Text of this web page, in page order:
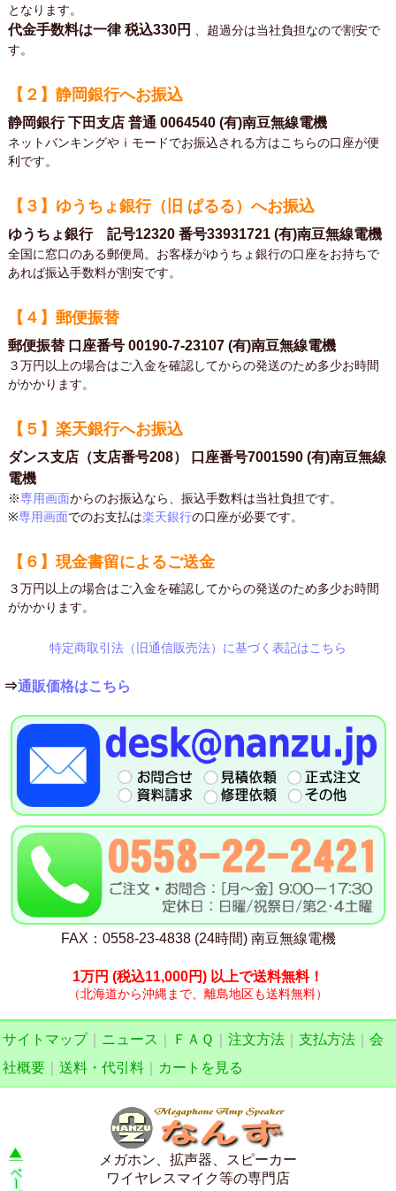
となります。
代金手数料は一律税込330円
、超過分は当社負担なので割安で
す。
【２】静岡銀行へお振込
静岡銀行 下田支店 普通 0064540 (有)南豆無線電機
ネットバンキングやｉモードでお振込される方はこちらの口座が便
利です。
【３】ゆうちょ銀行（旧 ぱるる）へお振込
ゆうちょ銀行 記号12320 番号33931721 (有)南豆無線電機
全国に窓口のある郵便局。お客様がゆうちょ銀行の口座をお持ちで
あれば振込手数料が割安です。
【４】郵便振替
郵便振替 口座番号 00190-7-23107 (有)南豆無線電機
３万円以上の場合はご入金を確認してからの発送のため多少お時間
がかかります。
【５】楽天銀行へお振込
ダンス支店（支店番号208） 口座番号7001590 (有)南豆無線
電機
※専用画面からのお振込なら、振込手数料は当社負担です。
※専用画面でのお支払は楽天銀行の口座が必要です。
【６】現金書留によるご送金
３万円以上の場合はご入金を確認してからの発送のため多少お時間
がかかります。
特定商取引法（旧通信販売法）に基づく表記はこちら
⇒通販価格はこちら
FAX：0558-23-4838 (24時間) 南豆無線電機
1万円 (税込11,000円) 以上で送料無料！
（北海道から沖縄まで、離島地区も送料無料）
サイトマップ｜ ニュース ＦＡＱ 注文方法 支払方法
会
社概要
送料・代引料 カートを見る
メガホン、拡声器、スピーカー
ワイヤレスマイク等の専門店